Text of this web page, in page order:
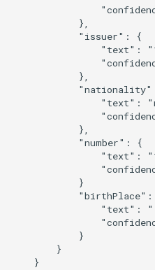
            },
            "issuer": {
"text":
            },
"text":
            },
            "number": {
"text":
            }
"birthPlace":
"text":
            }
        }
    }